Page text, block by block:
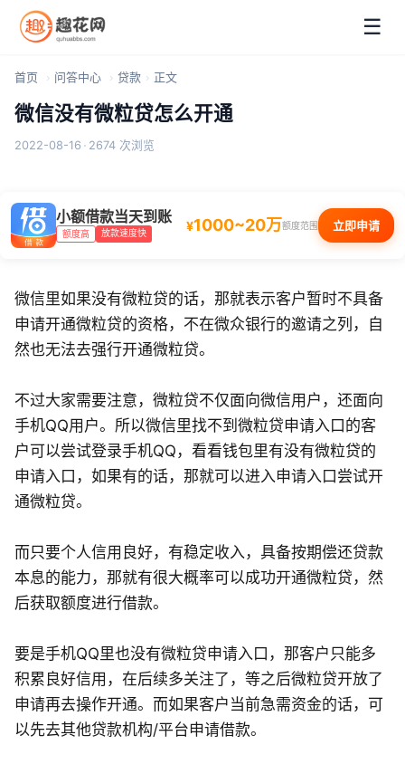
☰
首页 问答中心 贷款 正文
微信没有微粒贷怎么开通
2022-08-16 · 2674 次浏览
小额借款当天到账
额度高 放款速度快 ¥1000~20万额度范围 立即申请
微信里如果没有微粒贷的话，那就表示客户暂时不具备
申请开通微粒贷的资格，不在微众银行的邀请之列，自
然也无法去强行开通微粒贷。
不过大家需要注意，微粒贷不仅面向微信用户，还面向
手机QQ用户。所以微信里找不到微粒贷申请入口的客
户可以尝试登录手机QQ，看看钱包里有没有微粒贷的
申请入口，如果有的话，那就可以进入申请入口尝试开
通微粒贷。
而只要个人信用良好，有稳定收入，具备按期偿还贷款
本息的能力，那就有很大概率可以成功开通微粒贷，然
后获取额度进行借款。
要是手机QQ里也没有微粒贷申请入口，那客户只能多
积累良好信用，在后续多关注了，等之后微粒贷开放了
申请再去操作开通。而如果客户当前急需资金的话，可
以先去其他贷款机构/平台申请借款。